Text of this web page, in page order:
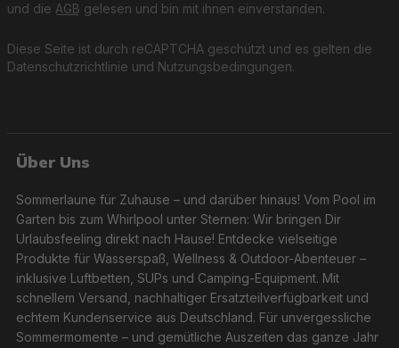
Diese Seite ist durch reCAPTCHA geschützt und es gelten die
Datenschutzrichtlinie und Nutzungsbedingungen.
und die AGB gelesen und bin mit ihnen einverstanden.
Über Uns
Sommerlaune für Zuhause – und darüber hinaus! Vom Pool im
Garten bis zum Whirlpool unter Sternen: Wir bringen Dir
Urlaubsfeeling direkt nach Hause! Entdecke vielseitige
Produkte für Wasserspaß, Wellness & Outdoor-Abenteuer –
inklusive Luftbetten, SUPs und Camping-Equipment. Mit
schnellem Versand, nachhaltiger Ersatzteilverfügbarkeit und
echtem Kundenservice aus Deutschland. Für unvergessliche
Sommermomente – und gemütliche Auszeiten das ganze Jahr